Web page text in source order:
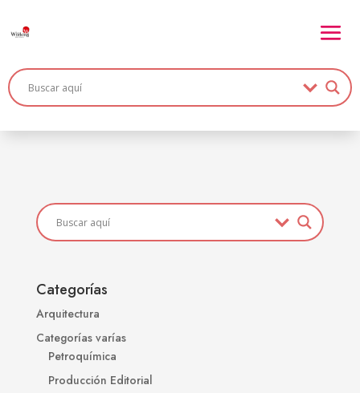
Categorías
Arquitectura
Categorías varías
Petroquímica
Producción Editorial